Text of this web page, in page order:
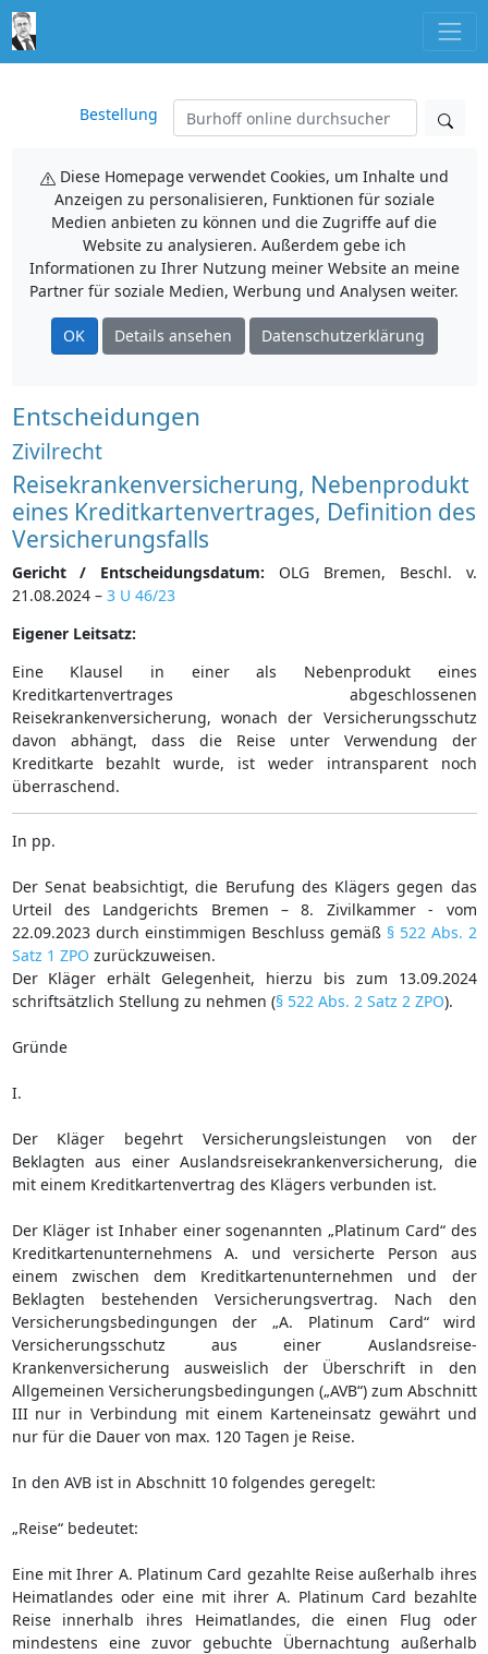
Bestellung
Diese Homepage verwendet Cookies, um Inhalte und
Anzeigen zu personalisieren, Funktionen für soziale
Medien anbieten zu können und die Zugriffe auf die
Website zu analysieren. Außerdem gebe ich
Informationen zu Ihrer Nutzung meiner Website an meine
Partner für soziale Medien, Werbung und Analysen weiter.
OK Details ansehen Datenschutzerklärung
Entscheidungen
Zivilrecht
Reisekrankenversicherung, Nebenprodukt
eines Kreditkartenvertrages, Definition des
Versicherungsfalls
Gericht / Entscheidungsdatum: OLG Bremen, Beschl. v.
21.08.2024 – 3 U 46/23
Eigener Leitsatz:
Eine Klausel in einer als Nebenprodukt eines
Kreditkartenvertrages abgeschlossenen
Reisekrankenversicherung, wonach der Versicherungsschutz
davon abhängt, dass die Reise unter Verwendung der
Kreditkarte bezahlt wurde, ist weder intransparent noch
überraschend.
In pp.
Der Senat beabsichtigt, die Berufung des Klägers gegen das
Urteil des Landgerichts Bremen – 8. Zivilkammer - vom
22.09.2023 durch einstimmigen Beschluss gemäß § 522 Abs. 2
Satz 1 ZPO zurückzuweisen.
Der Kläger erhält Gelegenheit, hierzu bis zum 13.09.2024
schriftsätzlich Stellung zu nehmen (§ 522 Abs. 2 Satz 2 ZPO).
Gründe
I.
Der Kläger begehrt Versicherungsleistungen von der
Beklagten aus einer Auslandsreisekrankenversicherung, die
mit einem Kreditkartenvertrag des Klägers verbunden ist.
Der Kläger ist Inhaber einer sogenannten „Platinum Card“ des
Kreditkartenunternehmens A. und versicherte Person aus
einem zwischen dem Kreditkartenunternehmen und der
Beklagten bestehenden Versicherungsvertrag. Nach den
Versicherungsbedingungen der „A. Platinum Card“ wird
Versicherungsschutz aus einer Auslandsreise-
Krankenversicherung ausweislich der Überschrift in den
Allgemeinen Versicherungsbedingungen („AVB“) zum Abschnitt
III nur in Verbindung mit einem Karteneinsatz gewährt und
nur für die Dauer von max. 120 Tagen je Reise.
In den AVB ist in Abschnitt 10 folgendes geregelt:
„Reise“ bedeutet:
Eine mit Ihrer A. Platinum Card gezahlte Reise außerhalb ihres
Heimatlandes oder eine mit ihrer A. Platinum Card bezahlte
Reise innerhalb ihres Heimatlandes, die einen Flug oder
mindestens eine zuvor gebuchte Übernachtung außerhalb